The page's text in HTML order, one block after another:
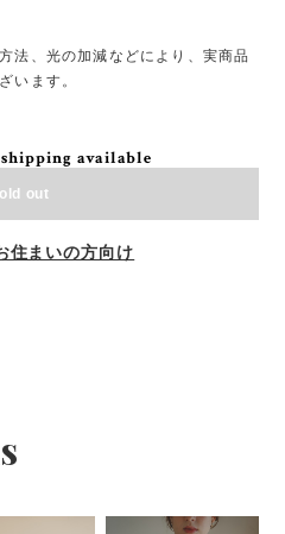
法、光の加減などにより、実商品
います。
available
out
住まいの方向け